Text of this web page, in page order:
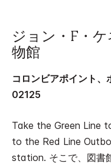
ジョン・F・
物館
コロンビアポイント、
02125
Take the Green Line
to the Red Line
station. そこで、図書